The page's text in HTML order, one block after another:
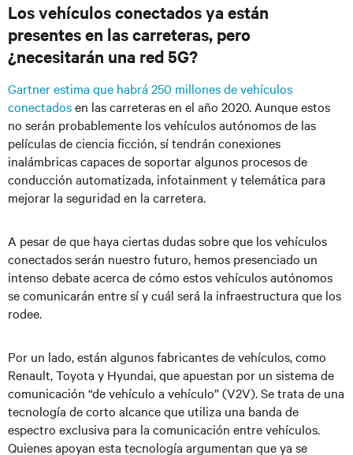
Los vehículos conectados ya están
presentes en las carreteras, pero
¿necesitarán una red 5G?
Gartner estima que habrá 250 millones de vehículos
conectadosen las carreteras en el año 2020. Aunque estos
no serán probablemente los vehículos autónomos de las
películas de ciencia ficción, sí tendrán conexiones
inalámbricas capaces de soportar algunos procesos de
conducción automatizada, infotainment y telemática para
mejorar la seguridad en la carretera.
A pesar de que haya ciertas dudas sobre que los vehículos
conectados serán nuestro futuro, hemos presenciado un
intenso debate acerca de cómo estos vehículos autónomos
se comunicarán entre sí y cuál será la infraestructura que los
rodee.
Por un lado, están algunos fabricantes de vehículos, como
Renault, Toyota y Hyundai, que apuestan por un sistema de
comunicación “de vehículo a vehículo” (V2V). Se trata de una
tecnología de corto alcance que utiliza una banda de
espectro exclusiva para la comunicación entre vehículos.
Quienes apoyan esta tecnología argumentan que ya se